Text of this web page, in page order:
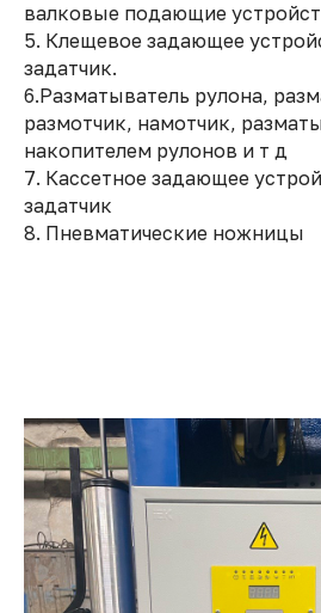
валковые подающие
5. Клещевое задающее
задатчик.
6.Разматыватель рулона,
размотчик, намотчик,
накопителем рулонов и т д
7. Кассетное задающее
задатчик
8. Пневматические ножницы